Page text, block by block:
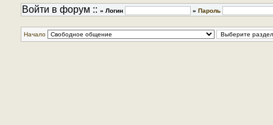
Войти в форум :: » Логин » Пароль
Начало